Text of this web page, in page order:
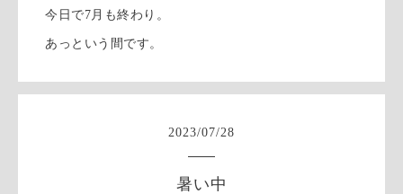
今日で7月も終わり。
あっという間です。
2023/07/28
暑い中